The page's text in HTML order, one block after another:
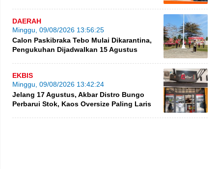
DAERAH
Minggu, 09/08/2026 13:56:25
Calon Paskibraka Tebo Mulai Dikarantina,
Pengukuhan Dijadwalkan 15 Agustus
EKBIS
Minggu, 09/08/2026 13:42:24
Jelang 17 Agustus, Akbar Distro Bungo
Perbarui Stok, Kaos Oversize Paling Laris